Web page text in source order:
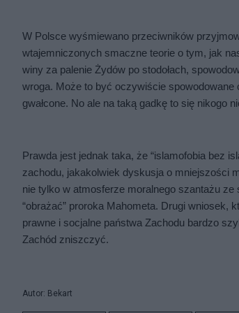
W Polsce wyśmiewano przeciwników
wtajemniczonych smaczne teorie o tym, jak
winy za palenie Żydów po stodołach,
wroga. Może to być oczywiście
gwałcone. No ale na taką gadkę to się nikogo
Prawda jest jednak taka, że “islamofobia bez
zachodu, jakakolwiek dyskusja o mniejszości
nie tylko w atmosferze moralnego szantażu
“obrażać” proroka Mahometa. Drugi
prawne i socjalne państwa Zachodu bardzo
Zachód zniszczyć.
Autor: Bekart